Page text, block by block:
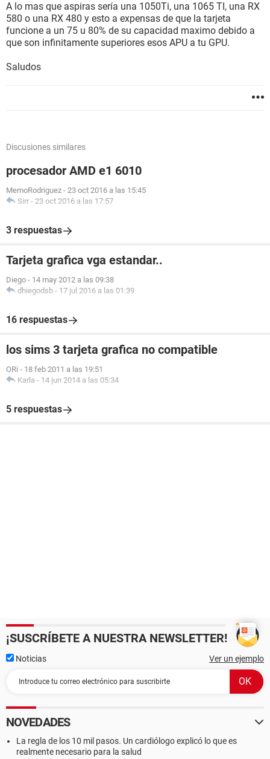
A lo mas que aspiras sería una 1050Ti, una 1065 TI, una RX
580 o una RX 480 y esto a expensas de que la tarjeta
funcione a un 75 u 80% de su capacidad maximo debido a
que son infinitamente superiores esos APU a tu GPU.
Saludos
Discusiones similares
procesador AMD e1 6010
MemoRodriguez - 23 oct 2016 a las 15:45
Sirr - 23 oct 2016 a las 17:57
3 respuestas
Tarjeta grafica vga estandar..
Diego - 14 may 2012 a las 09:38
dhiegodsb - 17 jul 2016 a las 01:39
16 respuestas
los sims 3 tarjeta grafica no compatible
ORi - 18 feb 2011 a las 19:51
Karla - 14 jun 2014 a las 05:34
5 respuestas
¡SUSCRÍBETE A NUESTRA NEWSLETTER!
Noticias Ver un ejemplo
NOVEDADES
La regla de los 10 mil pasos. Un cardiólogo explicó lo que es
realmente necesario para la salud